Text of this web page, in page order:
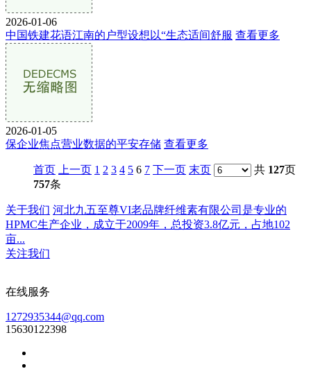
2026-01-06
中国铁建花语江南的户型设想以“生态适间舒服 查看更多
2026-01-05
保企业焦点营业数据的平安存储 查看更多
首页 上一页 1 2 3 4 5 6 7 下一页 末页 共 127页
757条
关于我们 河北九五至尊VI老品牌纤维素有限公司是专业的
HPMC生产企业，成立于2009年，总投资3.8亿元，占地102
亩...
关注我们
在线服务
1272935344@qq.com
15630122398